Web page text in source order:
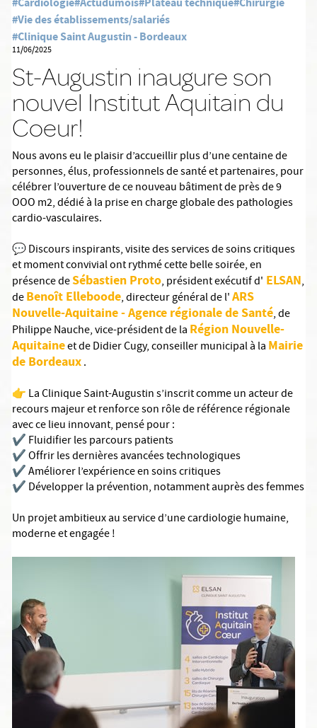
#Vie des établissements/salariés
#Clinique Saint Augustin - Bordeaux
11/06/2025
St-Augustin inaugure son
nouvel Institut Aquitain du
Coeur!
Nous avons eu le plaisir d’accueillir plus d’une centaine de
personnes, élus, professionnels de santé et partenaires, pour
célébrer l’ouverture de ce nouveau bâtiment de près de 9
OOO m2, dédié à la prise en charge globale des pathologies
cardio-vasculaires.
💬 Discours inspirants, visite des services de soins critiques
et moment convivial ont rythmé cette belle soirée, en
présence deSébastien Proto, président exécutif d' ELSAN,
deBenoît Elleboode, directeur général de l'ARS
Nouvelle-Aquitaine - Agence régionale de Santé, de
Philippe Nauche, vice-président de la Région Nouvelle-
Aquitaineet de Didier Cugy, conseiller municipal à la Mairie
de Bordeaux.
👉 La Clinique Saint-Augustin s’inscrit comme un acteur de
recours majeur et renforce son rôle de référence régionale
avec ce lieu innovant, pensé pour :
✔️ Fluidifier les parcours patients
✔️ Offrir les dernières avancées technologiques
✔️ Améliorer l’expérience en soins critiques
✔️ Développer la prévention, notamment auprès des femmes
Un projet ambitieux au service d’une cardiologie humaine,
moderne et engagée !